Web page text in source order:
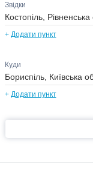
Звідки
+ Додати пункт
Куди
+ Додати пункт